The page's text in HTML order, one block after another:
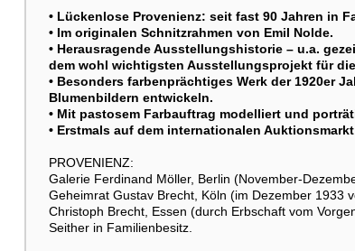
Weitere Abbildung
• Lückenlose Provenienz: seit fast 90 Jahren in
• Im originalen Schnitzrahmen von Emil Nolde.
• Herausragende Ausstellungshistorie – u.a.
dem wohl wichtigsten Ausstellungsprojekt für
• Besonders farbenprächtiges Werk der 1920er
Blumenbildern entwickeln.
• Mit pastosem Farbauftrag modelliert und
• Erstmals auf dem internationalen
PROVENIENZ:
Galerie Ferdinand Möller, Berlin (November-
Geheimrat Gustav Brecht, Köln (im Dezember 1933
Christoph Brecht, Essen (durch Erbschaft vom
Seither in Familienbesitz.